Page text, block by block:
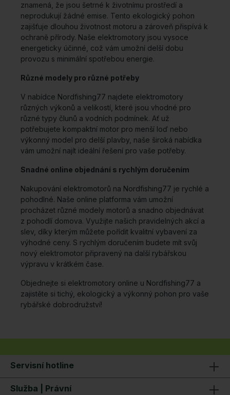
znamená, že jsou šetrné k životnímu prostředí a
neprodukují žádné emise. Tento ekologický pohon
zajišťuje dlouhou životnost motoru a zároveň přispívá k
ochraně přírody. Naše elektromotory jsou vysoce
energeticky účinné, což vám umožní delší dobu
provozu s minimální spotřebou energie.
Různé modely pro různé potřeby
V nabídce Nordfishing77 najdete elektromotory
různých výkonů a velikostí, které jsou vhodné pro
různé typy člunů a vodních podmínek. Ať už
potřebujete kompaktní motor pro menší loď nebo
výkonný model pro delší plavby, naše široká nabídka
vám umožní najít ideální řešení pro vaše potřeby.
Snadné online objednání s rychlým doručením
Nakupování elektromotorů na Nordfishing77 je rychlé a
pohodlné. Naše online platforma vám umožní
procházet různé modely motorů a snadno objednávat
z pohodlí domova. Využijte našich pravidelných akcí a
slev, díky kterým můžete pořídit kvalitní vybavení za
výhodné ceny. S rychlým doručením budete mít svůj
nový elektromotor připravený na další rybářskou
výpravu v krátkém čase.
Objednejte si elektromotory online u Nordfishing77 a
zajistěte si tichý, ekologický a výkonný pohon pro vaše
rybářské dobrodružství!
Servisní hotline
Služba | Právní